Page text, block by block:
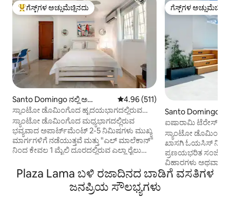
ಗೆಸ್ಟ್‌ಗಳಿಗೆ ಅತಿ ಹೆಚ್ಚು ಅಚ್ಚುಮೆಚ್ಚಿನದು
ಗೆಸ್ಟ್‌ಗಳ ಅಚ್ಚುಮೆಚ್ಚಿನದು
Santo Domingo ನಲ್ಲಿ ಅ
ಪಾರ್ಟ್‌ಮಂಟ್
5 ರಲ್ಲಿ 4.96 ಸರಾಸರಿ ರೇಟಿಂಗ್, 511
4.96 (511)
ಸ್ಯಾಂಟೋ ಡೊಮಿಂಗೊದ ಹೃದಯಭಾಗದಲ್ಲಿರುವ
ಭವ್ಯವಾದ ಅಪಾರ್ಟ್‌ಮೆಂಟ್ ಸ್ಟುಡಿಯೋ!
ಸ್ಯಾಂಟೋ ಡೊಮಿಂಗೊದ ಮಧ್ಯಭಾಗದಲ್ಲಿರುವ
ಭವ್ಯವಾದ ಅಪಾರ್ಟ್‌ಮೆಂಟ್ 2-5 ನಿಮಿಷಗಳು ಮುಖ್ಯ
ಮಾರ್ಗಗಳಿಗೆ ನಡೆಯುತ್ತವೆ ಮತ್ತು "ಎಲ್ ಮಾಲೆಕಾನ್"
ನಿಂದ ಕೇವಲ 1 ಮೈಲಿ ದೂರದಲ್ಲಿರುವ ಎಲ್ಲಾ ರೈಲು
10 ನಿಮಿಷಗಳಿಗಿಂತ ಹೆಚ್ಚು ನಡೆಯುವುದಿಲ್ಲ.
ಮಾಲ್‌ಗಳು, ಬೌಲಿಂಗ್, ರೆಸ್ಟೋರೆಂಟ್‌ಗಳು, ಮೂವಿ
ಥಿಯೇಟರ್‌ಗಳು ಮತ್ತು ಪಾರ್ಕ್‌ಗಳು ಸೇರಿದಂತೆ
ಗೆಸ್ಟ್‌ಗಳ
ಗೆಸ್ಟ್‌ಗಳ
Santo Domingo
ಐಷಾರಾಮಿ ಟೆರೇಸ್ +
ಡೊಮಿಂಗೊ
ಸ್ಯಾಂಟೋ
ಖಾಸಗಿ ಓಯಸಿಸ್
ಪ್ರಣಯಭರಿತ
ವಿಹಾರಗಳು ಅಥವಾ
ಪಡೆಯಲು
Plaza Lama ಬಳಿ ರಜಾದಿನದ ಬಾಡಿಗೆ ವಸತಿಗಳ
ಜನಪ್ರಿಯ ಸೌಲಭ್ಯಗಳು